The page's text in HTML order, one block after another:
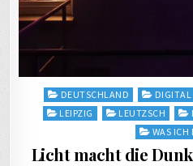
Posted
in
DEUTSCHLAND DIGITAL
LEIPZIG
LEUTZSCH
WAS ICH
Licht macht die